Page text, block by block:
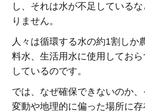
し、それは水が不足している
りません。
人々は循環する水の約1割しか
料水、生活用水に使用してお
しているのです。
では、なぜ確保できないのか
変動や地理的に偏った場所に